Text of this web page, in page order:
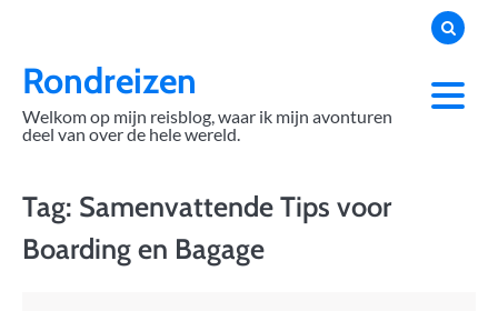
contentRondreizen
Welkom op mijn reisblog, waar ik mijn avonturen
deel van over de hele wereld.
Tag: Samenvattende Tips voor
Boarding en Bagage